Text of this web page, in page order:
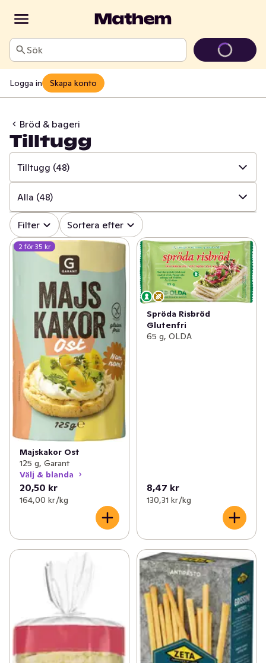
Sök
Logga in Skapa konto
Bröd & bageri
Tilltugg
Tilltugg (48)
✓ Alla (613)
✓ Matbröd (153)
✓ Knäckebröd & skorpor (104)
Kex & kakor (148)
Kaffebröd & tårtor
Korv- & hamburgerbröd
✓ Tilltugg (48)
✓ Deg & bak (15)
Alla (48)
✓ Alla (48)
✓ Ris- & majskakor
Sandwich (7)
Crostini (5)
Krustader (1)
✓ Krutonger (1)
✓ Grissini (4)
Filter Sortera efter
2 för 35 kr
Majskakor Ost
125 g, Garant
Välj & blanda
20,50 kr
164,00 kr /kg
Spröda Risbröd
Glutenfri
65 g, OLDA
8,47 kr
130,31 kr /kg